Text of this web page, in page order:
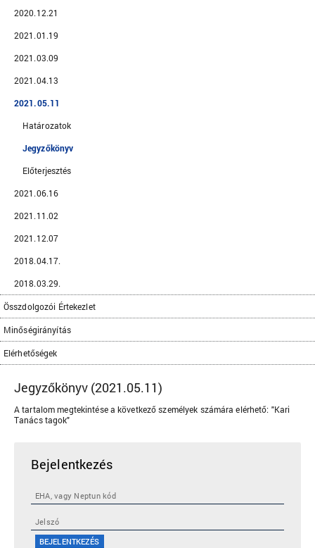
2020.12.21
2021.01.19
2021.03.09
2021.04.13
2021.05.11
Határozatok
Jegyzőkönyv
Előterjesztés
2021.06.16
2021.11.02
2021.12.07
2018.04.17.
2018.03.29.
Összdolgozói Értekezlet
Minőségirányítás
Elérhetőségek
Jegyzőkönyv (2021.05.11)
A tartalom megtekintése a következő személyek számára elérhető: "Kari
Tanács tagok"